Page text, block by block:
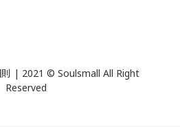
| 2021 © Soulsmall All Right
Reserved